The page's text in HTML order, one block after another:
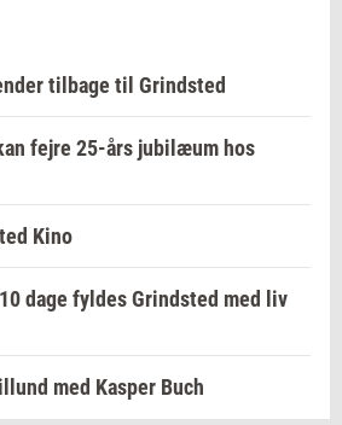
tilbage til Grindsted
fejre 25-års jubilæum hos
Kino
dage fyldes Grindsted med liv
med Kasper Buch